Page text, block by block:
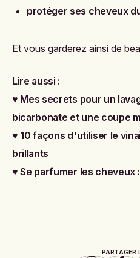
protéger ses cheveux
Et vous garderez ainsi de
Lire aussi :
♥ Mes secrets pour un
bicarbonate et une coupe
♥ 10 façons d'utiliser le
brillants
♥Se parfumer les cheveux
PARTAGER